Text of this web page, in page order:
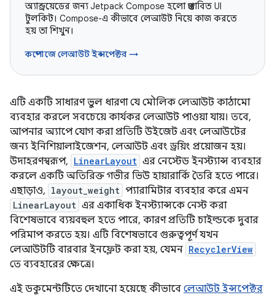
অ্যান্ড্রয়েডের জন্য Jetpack Compose হলো প্রস্তাবিত UI
টুলকিট। Compose-এ কীভাবে লেআউট নিয়ে কাজ করতে
হয় তা শিখুন।
কম্পোজে লেআউট ইন্সপেক্টর →
এটি একটি সাধারণ ভুল ধারণা যে মৌলিক লেআউট কাঠামো
ব্যবহার করলে সবচেয়ে কার্যকর লেআউট পাওয়া যায়। তবে,
আপনার অ্যাপে যোগ করা প্রতিটি উইজেট এবং লেআউটের
জন্য ইনিশিয়ালাইজেশন, লেআউট এবং ড্রয়িং প্রয়োজন হয়।
উদাহরণস্বরূপ, LinearLayout এর নেস্টেড ইনস্ট্যান্স ব্যবহার
করলে একটি অতিরিক্ত গভীর ভিউ হায়ারার্কি তৈরি হতে পারে।
এছাড়াও, layout_weight প্যারামিটার ব্যবহার করে এমন
LinearLayout এর একাধিক ইনস্ট্যান্সকে নেস্ট করা
বিশেষভাবে ব্যয়বহুল হতে পারে, কারণ প্রতিটি চাইল্ডকে দুবার
পরিমাপ করতে হয়। এটি বিশেষভাবে গুরুত্বপূর্ণ যখন
লেআউটটি বারবার ইনফ্লেট করা হয়, যেমন RecyclerView
তে ব্যবহারের ক্ষেত্রে।
এই ডকুমেন্টটিতে দেখানো হয়েছে কীভাবে লেআউট ইন্সপেক্টর